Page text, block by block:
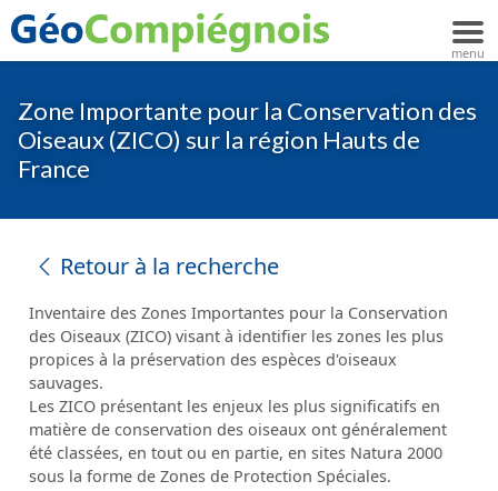
Zone Importante pour la Conservation des
Oiseaux (ZICO) sur la région Hauts de
France
Retour à la recherche
Inventaire des Zones Importantes pour la Conservation
des Oiseaux (ZICO) visant à identifier les zones les plus
propices à la préservation des espèces d'oiseaux
sauvages.
Les ZICO présentant les enjeux les plus significatifs en
matière de conservation des oiseaux ont généralement
été classées, en tout ou en partie, en sites Natura 2000
sous la forme de Zones de Protection Spéciales.